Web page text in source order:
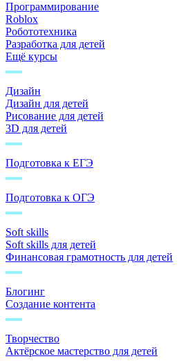
Программирование
Roblox
Робототехника
Разработка для детей
Ещё курсы
Дизайн
Дизайн для детей
Рисование для детей
3D для детей
Подготовка к ЕГЭ
Подготовка к ОГЭ
Soft skills
Soft skills для детей
Финансовая грамотность для детей
Блогинг
Создание контента
Творчество
Актёрское мастерство для детей